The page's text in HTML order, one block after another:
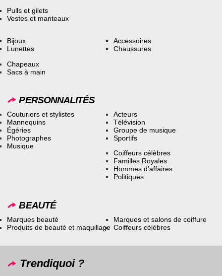
Pulls et gilets
Vestes et manteaux
Bijoux
Lunettes
Accessoires
Chaussures
Chapeaux
Sacs à main
PERSONNALITÉS
Couturiers et stylistes
Mannequins
Égéries
Photographes
Musique
Acteurs
Télévision
Groupe de musique
Sportifs
Coiffeurs célèbres
Familles Royales
Hommes d’affaires
Politiques
BEAUTÉ
Marques beauté
Produits de beauté et maquillage
Marques et salons de coiffure
Coiffeurs célèbres
Trendiquoi ?